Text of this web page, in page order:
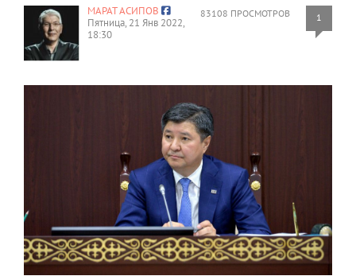
83108 ПРОСМОТРОВ 1
МАРАТ АСИПОВ
Пятница, 21 Янв 2022,
18:30